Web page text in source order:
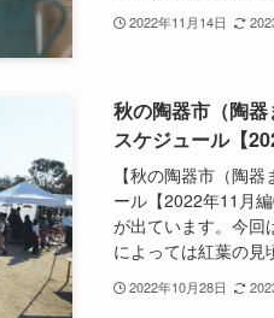
2022年11月14日
秋の陶器市（陶
スケジュール【
【秋の陶器市（陶
ール【2022年11月
が出ています。今回
によっては紅葉の見
2022年10月28日